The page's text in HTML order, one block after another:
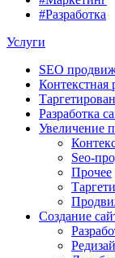
#Разработка
Услуги
SEO
Контекстная
Разработка
Увеличение
Seo-
Прочее
Создание